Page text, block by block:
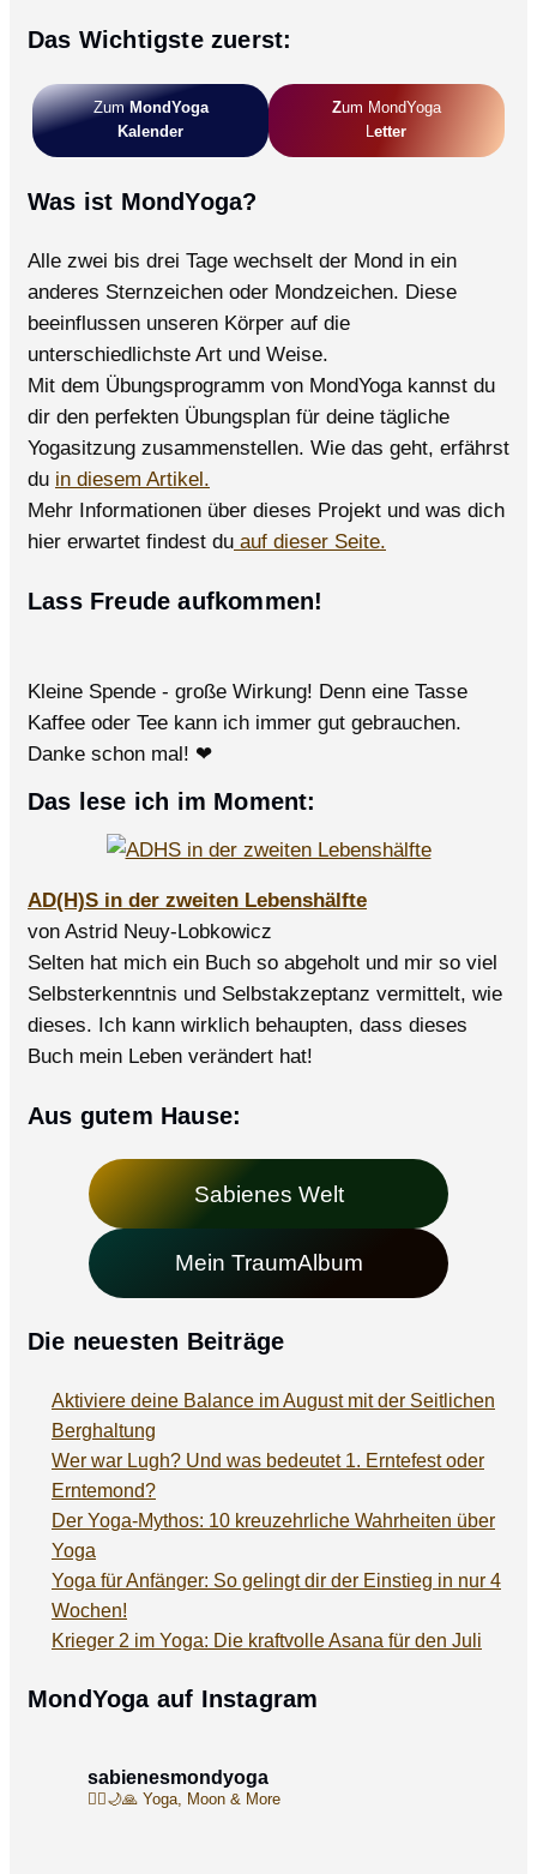
–
und
gute
Laune
Alter
Das Wichtigste zuerst:
ZumMondYoga
Kalender
ZUm MondYoga
LEtter
Was ist MondYoga?
Alle zwei bis drei Tage wechselt der Mond in ein
anderes Sternzeichen oder Mondzeichen. Diese
beeinflussen unseren Körper auf die
unterschiedlichste Art und Weise.
Mit dem Übungsprogramm von MondYoga kannst du
dir den perfekten Übungsplan für deine tägliche
Yogasitzung zusammenstellen. Wie das geht, erfährst
du in diesem Artikel.
Mehr Informationen über dieses Projekt und was dich
hier erwartet findest du auf dieser Seite.
Lass Freude aufkommen!
Kleine Spende - große Wirkung! Denn eine Tasse
Kaffee oder Tee kann ich immer gut gebrauchen.
Danke schon mal! ❤
Das lese ich im Moment:
AD(H)S in der zweiten Lebenshälfte
von Astrid Neuy-Lobkowicz
Selten hat mich ein Buch so abgeholt und mir so viel
Selbsterkenntnis und Selbstakzeptanz vermittelt, wie
dieses. Ich kann wirklich behaupten, dass dieses
Buch mein Leben verändert hat!
Aus gutem Hause:
Sabienes Welt
Mein TraumAlbum
Die neuesten Beiträge
Aktiviere deine Balance im August mit der Seitlichen
Berghaltung
Wer war Lugh? Und was bedeutet 1. Erntefest oder
Erntemond?
Der Yoga-Mythos: 10 kreuzehrliche Wahrheiten über
Yoga
Yoga für Anfänger: So gelingt dir der Einstieg in nur 4
Wochen!
Krieger 2 im Yoga: Die kraftvolle Asana für den Juli
MondYoga auf Instagram
sabienesmondyoga
🧘‍♀️🌙🙏 Yoga, Moon & More